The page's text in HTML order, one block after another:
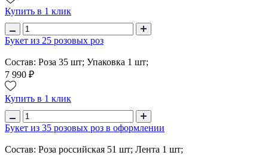
Купить в 1 клик
Букет из 25 розовых роз
Состав: Роза 35 шт; Упаковка 1 шт;
7 990 ₽
Купить в 1 клик
Букет из 35 розовых роз в оформлении
Состав: Роза российская 51 шт; Лента 1 шт;